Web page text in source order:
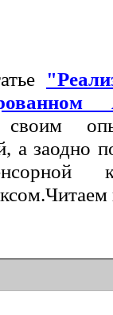
своим
а заодно